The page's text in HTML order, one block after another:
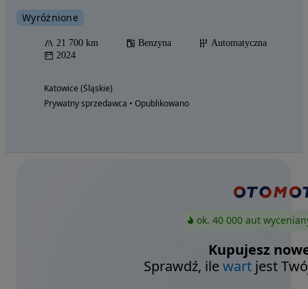
Wyróżnione
21 700 km Benzyna
Automatyczna
2024
Katowice (Śląskie)
Prywatny sprzedawca • Opublikowano
ok. 40 000 aut
Kupujesz
Sprawdź, ilewart jest